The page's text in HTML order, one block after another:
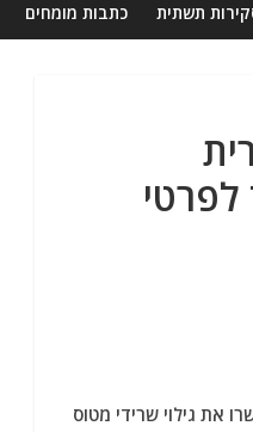
תשתית כתבות מומחים
לפרטי
את גילוי שרידי מטוס